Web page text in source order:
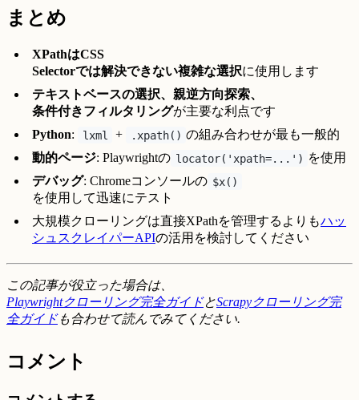
まとめ
XPathはCSS
Selectorでは解決できない複雑な選択に使用します
テキストベースの選択、親逆方向探索、
条件付きフィルタリングが主要な利点です
Python: lxml + .xpath() の組み合わせが最も一般的
動的ページ: Playwrightの locator('xpath=...') を使用
デバッグ: Chromeコンソールの $x()
を使用して迅速にテスト
大規模クローリングは直接XPathを管理するよりもハッ
シュスクレイパーAPIの活用を検討してください
この記事が役立った場合は、
Playwrightクローリング完全ガイドとScrapyクローリング完
全ガイドも合わせて読んでみてください.
コメント